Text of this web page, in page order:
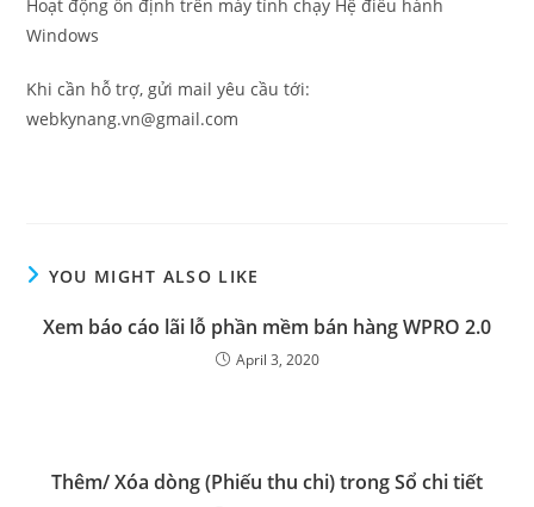
Hoạt động ổn định trên máy tính chạy Hệ điều hành
Windows
Khi cần hỗ trợ, gửi mail yêu cầu tới:
webkynang.vn@gmail.com
YOU MIGHT ALSO LIKE
Xem báo cáo lãi lỗ phần mềm bán hàng WPRO 2.0
April 3, 2020
Thêm/ Xóa dòng (Phiếu thu chi) trong Sổ chi tiết